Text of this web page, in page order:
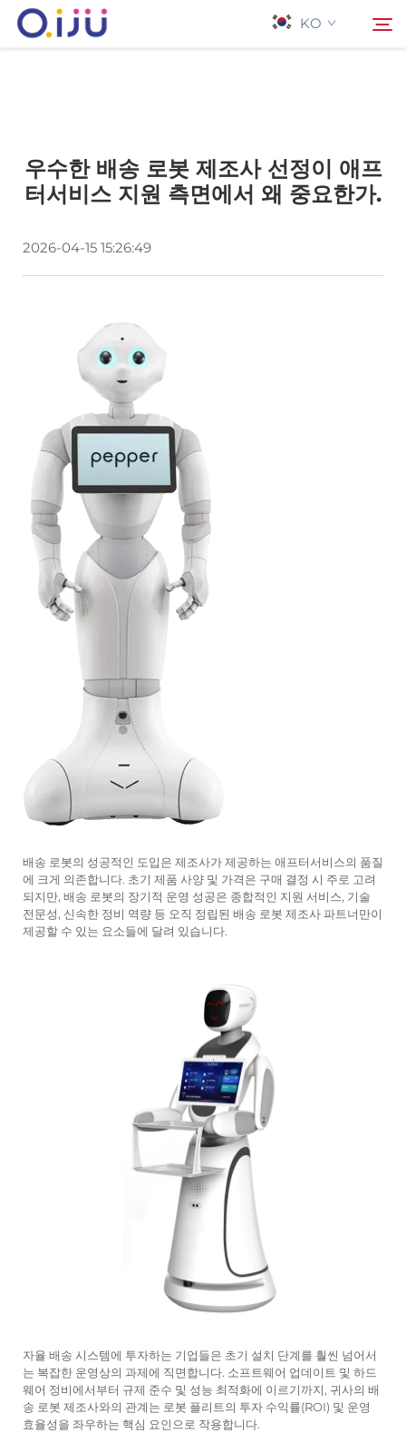
KO
회사 소개
응용 프로그램
서비스 지원
문의하기
우수한 배송 로봇 제조사 선정이 애프
터서비스 지원 측면에서 왜 중요한가.
2026-04-15 15:26:49
배송 로봇의 성공적인 도입은 제조사가 제공하는 애프터서비스의 품질
에 크게 의존합니다. 초기 제품 사양 및 가격은 구매 결정 시 주로 고려
되지만, 배송 로봇의 장기적 운영 성공은 종합적인 지원 서비스, 기술
전문성, 신속한 정비 역량 등 오직 정립된 배송 로봇 제조사 파트너만이
제공할 수 있는 요소들에 달려 있습니다.
자율 배송 시스템에 투자하는 기업들은 초기 설치 단계를 훨씬 넘어서
는 복잡한 운영상의 과제에 직면합니다. 소프트웨어 업데이트 및 하드
웨어 정비에서부터 규제 준수 및 성능 최적화에 이르기까지, 귀사의 배
송 로봇 제조사와의 관계는 로봇 플리트의 투자 수익률(ROI) 및 운영
효율성을 좌우하는 핵심 요인으로 작용합니다.